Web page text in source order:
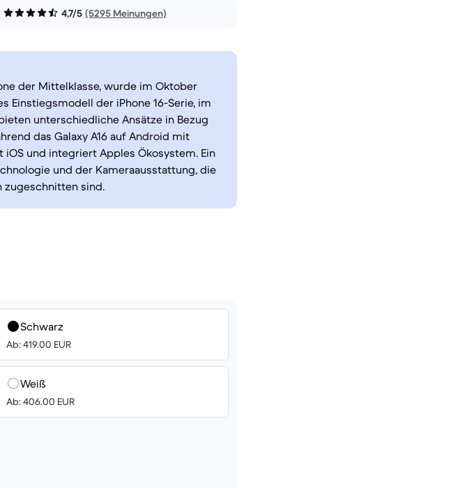
4,7/5 (5295 Meinungen)
der Mittelklasse, wurde im Oktober
Einstiegsmodell der iPhone 16-Serie, im
unterschiedliche Ansätze in Bezug
das Galaxy A16 auf Android mit
iOS und integriert Apples Ökosystem. Ein
und der Kameraausstattung, die
zugeschnitten sind.
Schwarz
Ab: 419.00 EUR
Weiß
Ab: 406.00 EUR